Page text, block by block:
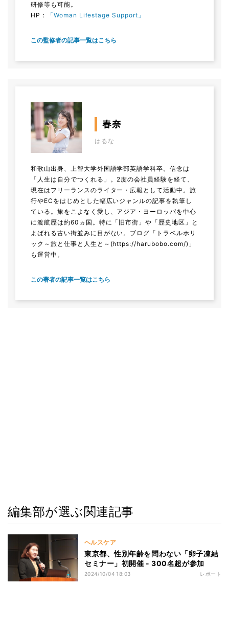
研修等も可能。
HP：
「Woman Lifestage Support」
この監修者の記事一覧はこちら
春奈
はるな
和歌山出身、上智大学外国語学部英語学科卒。信念は
「人生は自分でつくれる」。2度の会社員経験を経て、
現在はフリーランスのライター・広報として活動中。旅
行やECをはじめとした幅広いジャンルの記事を執筆し
ている。旅をこよなく愛し、アジア・ヨーロッパを中心
に渡航歴は約60ヵ国。特に「旧市街」や「歴史地区」と
よばれる古い街並みに目がない。ブログ「トラベルホリ
ック～旅と仕事と人生と～ (https://harubobo.com/) 」
も運営中。
この著者の記事一覧はこちら
編集部が選ぶ関連記事
ヘルスケア
東京都、性別年齢を問わない「卵子凍結
セミナー」初開催 - 300名超が参加
2024/10/04 18:03 レポート